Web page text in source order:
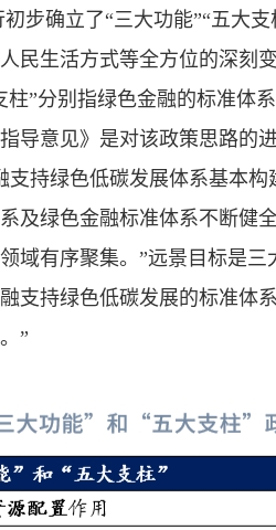
步确立了“三大功能”“五大
民生活方式等全方位的深刻
”分别指绿色金融的标准体
导意见》是对该政策思路的
持绿色低碳发展体系基本
及绿色金融标准体系不断健
域有序聚集。”远景目标是三
持绿色低碳发展的标准体
”